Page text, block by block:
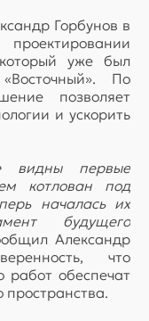
Горбунов в
уже был
По
позволяет
и ускорить
видны первые
котлован под
началась их
будущего
Александр
что
работ обеспечат
пространства.